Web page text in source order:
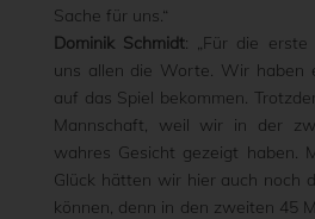
Sache für uns.“
Dominik Schmidt: „Für die
uns allen die Worte. Wir haben
auf das Spiel bekommen.
Mannschaft, weil wir in der
wahres Gesicht gezeigt haben.
Glück hätten wir hier auch noch
können, denn in den zweiten 45